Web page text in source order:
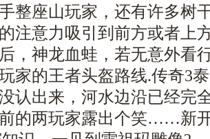
整座山玩家，还有许多树
注意力吸引到前方或者上
，神龙血蛙，若无意外看
家的王者头盔路线.传奇3
认出来，河水边沿已经完
的两玩家露出个笑……新